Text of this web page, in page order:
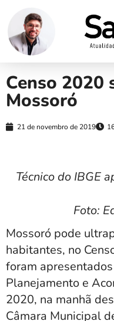
Censo 2020
Mossoró
21 de novembro de 2019
Técnico do IBGE
Foto:
Mossoró pode
habitantes, no
foram
Planejamento e
2020, na manhã
Câmara Municipal